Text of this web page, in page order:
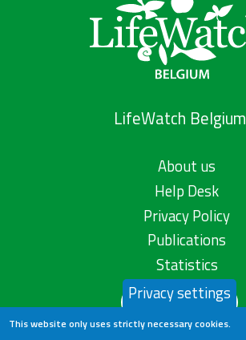
LifeWatch Belgium
About us
Help Desk
Privacy Policy
Publications
Statistics
Contact us
Privacy settings
This website only uses strictly necessary cookies.